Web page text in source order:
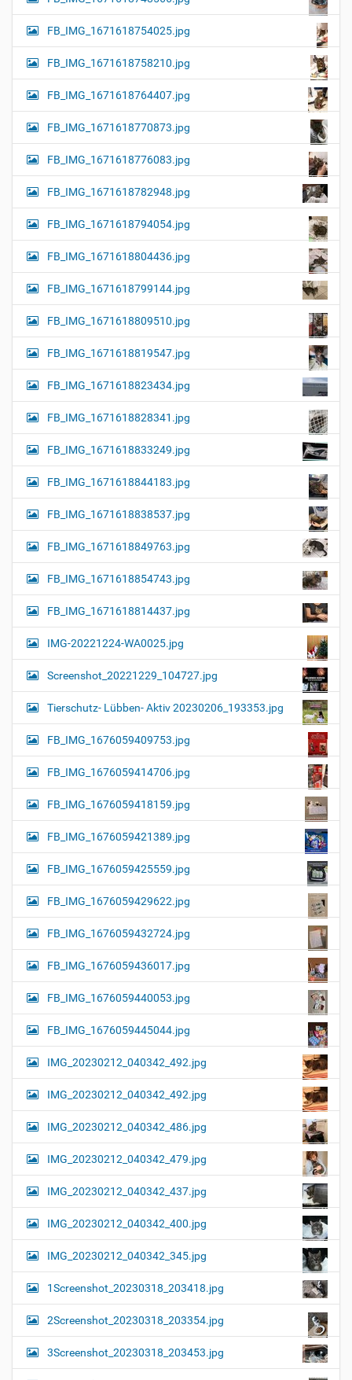
FB_IMG_1671618754025.jpg
FB_IMG_1671618758210.jpg
FB_IMG_1671618764407.jpg
FB_IMG_1671618770873.jpg
FB_IMG_1671618776083.jpg
FB_IMG_1671618782948.jpg
FB_IMG_1671618794054.jpg
FB_IMG_1671618804436.jpg
FB_IMG_1671618799144.jpg
FB_IMG_1671618809510.jpg
FB_IMG_1671618819547.jpg
FB_IMG_1671618823434.jpg
FB_IMG_1671618828341.jpg
FB_IMG_1671618833249.jpg
FB_IMG_1671618844183.jpg
FB_IMG_1671618838537.jpg
FB_IMG_1671618849763.jpg
FB_IMG_1671618854743.jpg
FB_IMG_1671618814437.jpg
IMG-20221224-WA0025.jpg
Screenshot_20221229_104727.jpg
Tierschutz- Lübben- Aktiv 20230206_193353.jpg
FB_IMG_1676059409753.jpg
FB_IMG_1676059414706.jpg
FB_IMG_1676059418159.jpg
FB_IMG_1676059421389.jpg
FB_IMG_1676059425559.jpg
FB_IMG_1676059429622.jpg
FB_IMG_1676059432724.jpg
FB_IMG_1676059436017.jpg
FB_IMG_1676059440053.jpg
FB_IMG_1676059445044.jpg
IMG_20230212_040342_492.jpg
IMG_20230212_040342_492.jpg
IMG_20230212_040342_486.jpg
IMG_20230212_040342_479.jpg
IMG_20230212_040342_437.jpg
IMG_20230212_040342_400.jpg
IMG_20230212_040342_345.jpg
1Screenshot_20230318_203418.jpg
2Screenshot_20230318_203354.jpg
3Screenshot_20230318_203453.jpg